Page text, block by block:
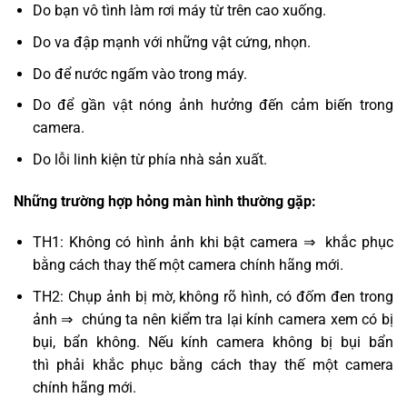
Do bạn vô tình làm rơi máy từ trên cao xuống.
Do va đập mạnh với những vật cứng, nhọn.
Do để nước ngấm vào trong máy.
Do để gần vật nóng ảnh hưởng đến cảm biến trong
camera.
Do lỗi linh kiện từ phía nhà sản xuất.
Những trường hợp hỏng màn hình thường gặp:
TH1: Không có hình ảnh khi bật camera ⇒ khắc phục
bằng cách thay thế một camera chính hãng mới.
TH2: Chụp ảnh bị mờ, không rõ hình, có đốm đen trong
ảnh ⇒ chúng ta nên kiểm tra lại kính camera xem có bị
bụi, bẩn không. Nếu kính camera không bị bụi bẩn
thì phải khắc phục bằng cách thay thế một camera
chính hãng mới.